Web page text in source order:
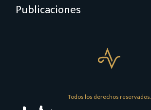
Publicaciones
Todos los derechos reservados.